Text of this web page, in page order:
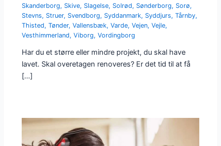
Skanderborg, Skive, Slagelse, Solrød, Sønderborg, Sorø,
Stevns, Struer, Svendborg, Syddanmark, Syddjurs,Tårnby,
Thisted,Tønder,Vallensbæk,Varde,Vejen,Vejle,
Vesthimmerland,Viborg,Vordingborg
Har du et større eller mindre projekt, du skal have
lavet. Skal overetagen renoveres? Er det tid til at få
[…]